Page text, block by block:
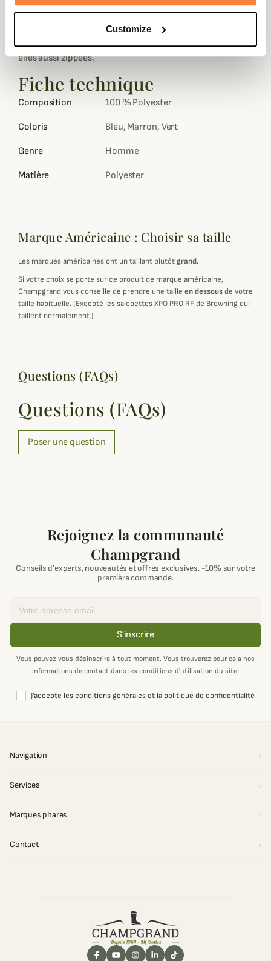
Customize
nature.
La veste Summit dispose d'une ouverture à zip sur le
devant, d'une poche poitrine et de deux poches latérales
elles aussi zippées.
Fiche technique
Composition 100 % Polyester
Coloris Bleu, Marron, Vert
Genre Homme
Matière Polyester
Marque Américaine : Choisir sa taille
Les marques américaines ont un taillant plutôt grand.
Si votre choix se porte sur ce produit de marque américaine,
Champgrand vous conseille de prendre une taille en dessousde votre
taille habituelle. (Excepté les salopettes XPO PRO RF de Browning qui
taillent normalement.)
Questions (FAQs)
Questions (FAQs)
Poser une question
Rejoignez la communauté
Champgrand
Conseils d'experts, nouveautés et offres exclusives. -10% sur votre
première commande.
S'inscrire
Vous pouvez vous désinscrire à tout moment. Vous trouverez pour cela nos
informations de contact dans les conditions d'utilisation du site.
J'accepte les conditions générales et la politique de confidentialité
Navigation
Services
Marques phares
Contact